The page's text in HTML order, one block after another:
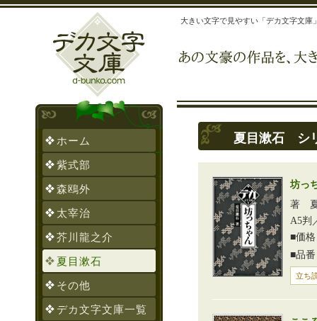
大きい文字で見やすい「デカ文字文
ホーム
紫式部
森鴎外
太宰治
芥川龍之介
夏目漱石
その他
デカ文字文庫一覧
夏目漱石 シ
坊っ
著
A5判
■価
■品
立ち